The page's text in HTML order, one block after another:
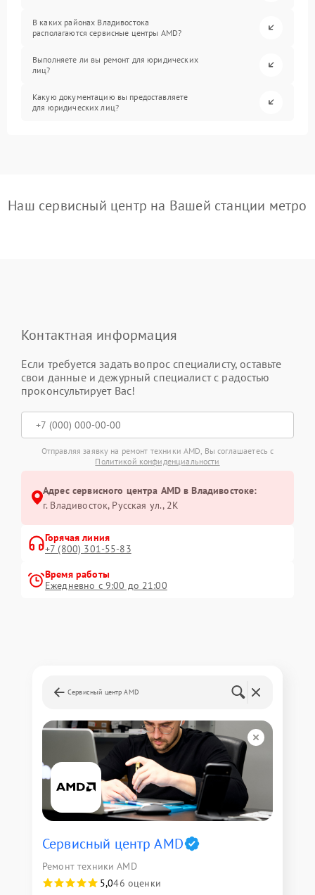
В каких районах Владивостока
располагаются сервисные центры AMD?
Выполняете ли вы ремонт для юридических
лиц?
Какую документацию вы предоставляете
для юридических лиц?
Наш сервисный центр на Вашей станции метро
Контактная информация
Если требуется задать вопрос специалисту, оставьте
свои данные и дежурный специалист с радостью
проконсультирует Вас!
Отправляя заявку на ремонт техники AMD, Вы соглашаетесь с
Политикой конфиденциальности
Адрес сервисного центра AMD в Владивостоке:
г. Владивосток, Русская ул., 2К
Горячая линия
+7 (800) 301-55-83
Время работы
Ежедневно с 9:00 до 21:00
Сервисный центр AMD
Сервисный центр AMD
Ремонт техники AMD
5,046 оценки